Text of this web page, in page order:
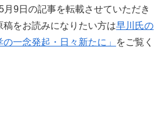
9日の記事を転載させていただき
稿をお読みになりたい方は早川氏の
一念発起・日々新たに」
をご覧く